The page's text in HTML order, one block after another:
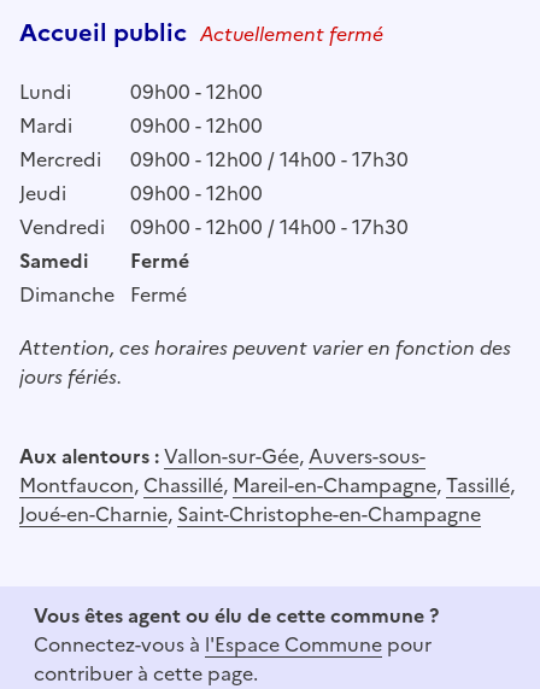
Accueil public Actuellement fermé
Lundi
09h00 - 12h00
Mardi
09h00 - 12h00
Mercredi
09h00 - 12h00 / 14h00 - 17h30
Jeudi
09h00 - 12h00
Vendredi
09h00 - 12h00 / 14h00 - 17h30
Samedi
Fermé
Dimanche Fermé
Attention, ces horaires peuvent varier en fonction des
jours fériés.
Aux alentours :Vallon-sur-Gée,Auvers-sous-
Montfaucon, Chassillé, Mareil-en-Champagne,Tassillé,
Joué-en-Charnie, Saint-Christophe-en-Champagne
Vous êtes agent ou élu de cette commune ?
Connectez-vous à l'Espace Commune pour
contribuer à cette page.